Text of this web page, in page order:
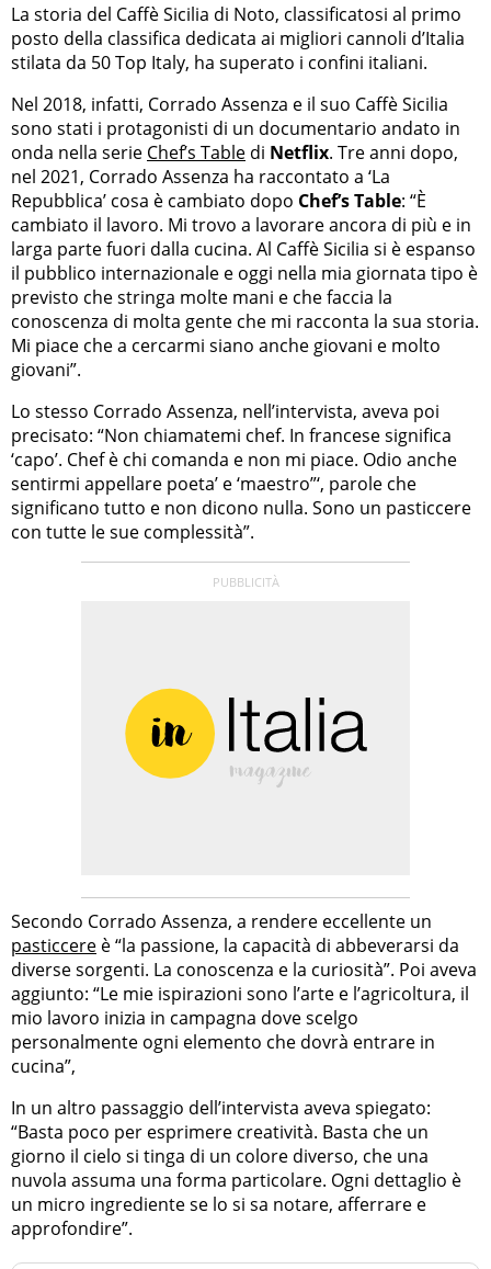
La storia del Caffè Sicilia di Noto, classificatosi al primo
posto della classifica dedicata ai migliori cannoli d’Italia
stilata da 50 Top Italy, ha superato i confini italiani.
Nel 2018, infatti, Corrado Assenza e il suo Caffè Sicilia
sono stati i protagonisti di un documentario andato in
onda nella serie Chef’s Table di Netflix. Tre anni dopo,
nel 2021, Corrado Assenza ha raccontato a ‘La
Repubblica’ cosa è cambiato dopo Chef’s Table: “È
cambiato il lavoro. Mi trovo a lavorare ancora di più e in
larga parte fuori dalla cucina. Al Caffè Sicilia si è espanso
il pubblico internazionale e oggi nella mia giornata tipo è
previsto che stringa molte mani e che faccia la
conoscenza di molta gente che mi racconta la sua storia.
Mi piace che a cercarmi siano anche giovani e molto
giovani”.
Lo stesso Corrado Assenza, nell’intervista, aveva poi
precisato: “Non chiamatemi chef. In francese significa
‘capo’. Chef è chi comanda e non mi piace. Odio anche
sentirmi appellare poeta’ e ‘maestro”‘, parole che
significano tutto e non dicono nulla. Sono un pasticcere
con tutte le sue complessità”.
Secondo Corrado Assenza, a rendere eccellente un
pasticcere è “la passione, la capacità di abbeverarsi da
diverse sorgenti. La conoscenza e la curiosità”. Poi aveva
aggiunto: “Le mie ispirazioni sono l’arte e l’agricoltura, il
mio lavoro inizia in campagna dove scelgo
personalmente ogni elemento che dovrà entrare in
cucina”,
In un altro passaggio dell’intervista aveva spiegato:
“Basta poco per esprimere creatività. Basta che un
giorno il cielo si tinga di un colore diverso, che una
nuvola assuma una forma particolare. Ogni dettaglio è
un micro ingrediente se lo si sa notare, afferrare e
approfondire”.